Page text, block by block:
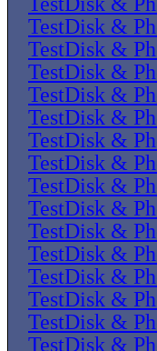
TestDisk &
TestDisk &
TestDisk &
TestDisk &
TestDisk &
TestDisk &
TestDisk &
TestDisk &
TestDisk &
TestDisk &
TestDisk &
TestDisk &
TestDisk &
TestDisk &
TestDisk &